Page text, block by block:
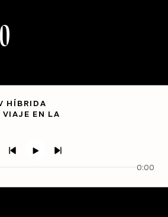
HÍBRIDA
VIAJE EN LA
0:00